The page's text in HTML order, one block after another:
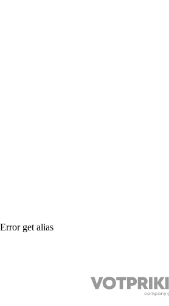
Error get alias